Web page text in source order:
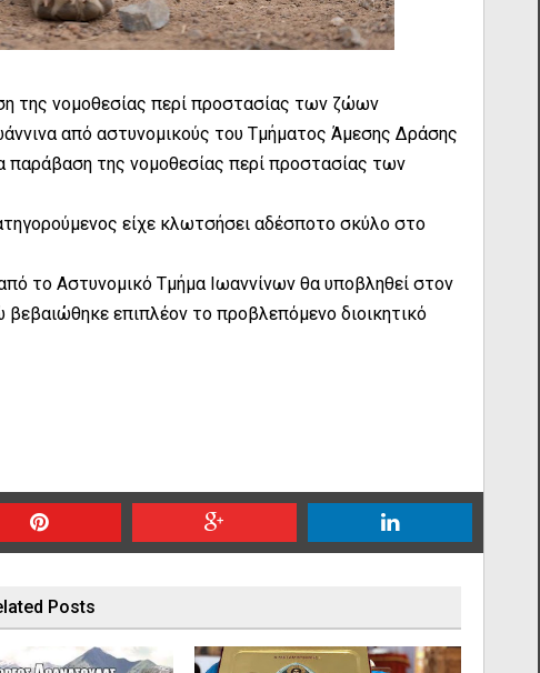
της νομοθεσίας περί προστασίας των ζώων
από αστυνομικούς του Τμήματος Άμεσης Δράσης
παράβαση της νομοθεσίας περί προστασίας των
είχε κλωτσήσει αδέσποτο σκύλο στο
το Αστυνομικό Τμήμα Ιωαννίνων θα υποβληθεί στον
επιπλέον το προβλεπόμενο διοικητικό
Posts